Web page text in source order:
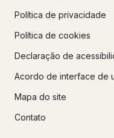
Política de privacidade
Política de cookies
Declaração de
Acordo de interface de
Mapa do site
Contato